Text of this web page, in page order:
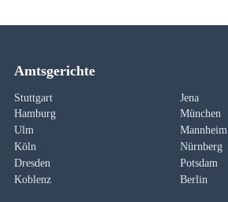
Amtsgerichte
Stuttgart
Jena
Hamburg
München
Ulm
Mannheim
Köln
Nürnberg
Dresden
Potsdam
Koblenz
Berlin